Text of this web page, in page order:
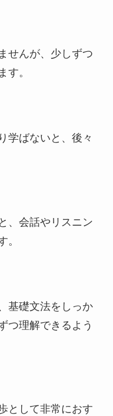
せんが、少しずつ
す。
学ばないと、後々
、会話やリスニン
。
基礎文法をしっか
つ理解できるよう
として非常におす